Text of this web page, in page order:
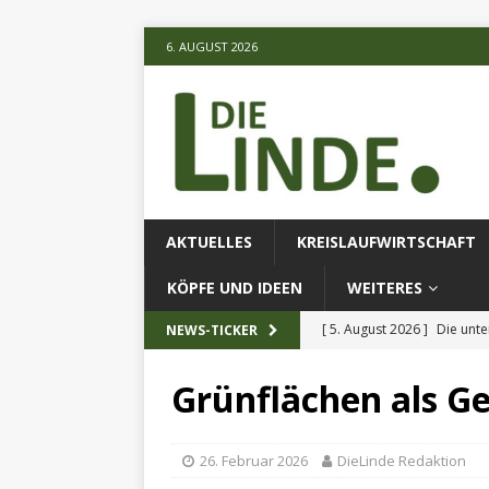
6. AUGUST 2026
AKTUELLES KREISLAUFWIRTSCHAFT
KÖPFE UND IDEEN WEITERES
NEWS-TICKER [ 5. August 2026 ] Die
[ 5. August 2026 ]
AKTUELLES
Grünflächen als
26. Februar 2026 DieLinde Redaktion